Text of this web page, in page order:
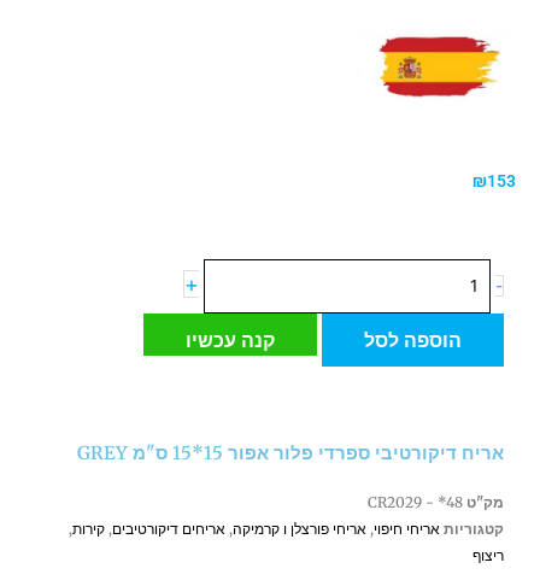
₪153
-
של
דיקורטיבי
15*15
GREY
+
הוספה לסל קנה עכשיו
אריח דיקורטיבי ספרדי פלור אפור 15*15 ס"מ GREY
מק"ט CR2029 - *48
קטגוריות אריחי חיפוי, אריחי פורצלן ו קרמיקה, אריחים דיקורטיבים, קירות,
ריצוף